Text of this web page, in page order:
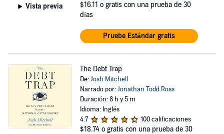
Vista previa $16.11 o gratis con una prueba de 30
días
Pruebe Estándar gratis
The Debt Trap
De:Josh Mitchell
Narrado por:Jonathan Todd Ross
Duración: 8 h y 5 m
Idioma: Inglés
4.7
100 calificaciones
$18.74 o gratis con una prueba de 30